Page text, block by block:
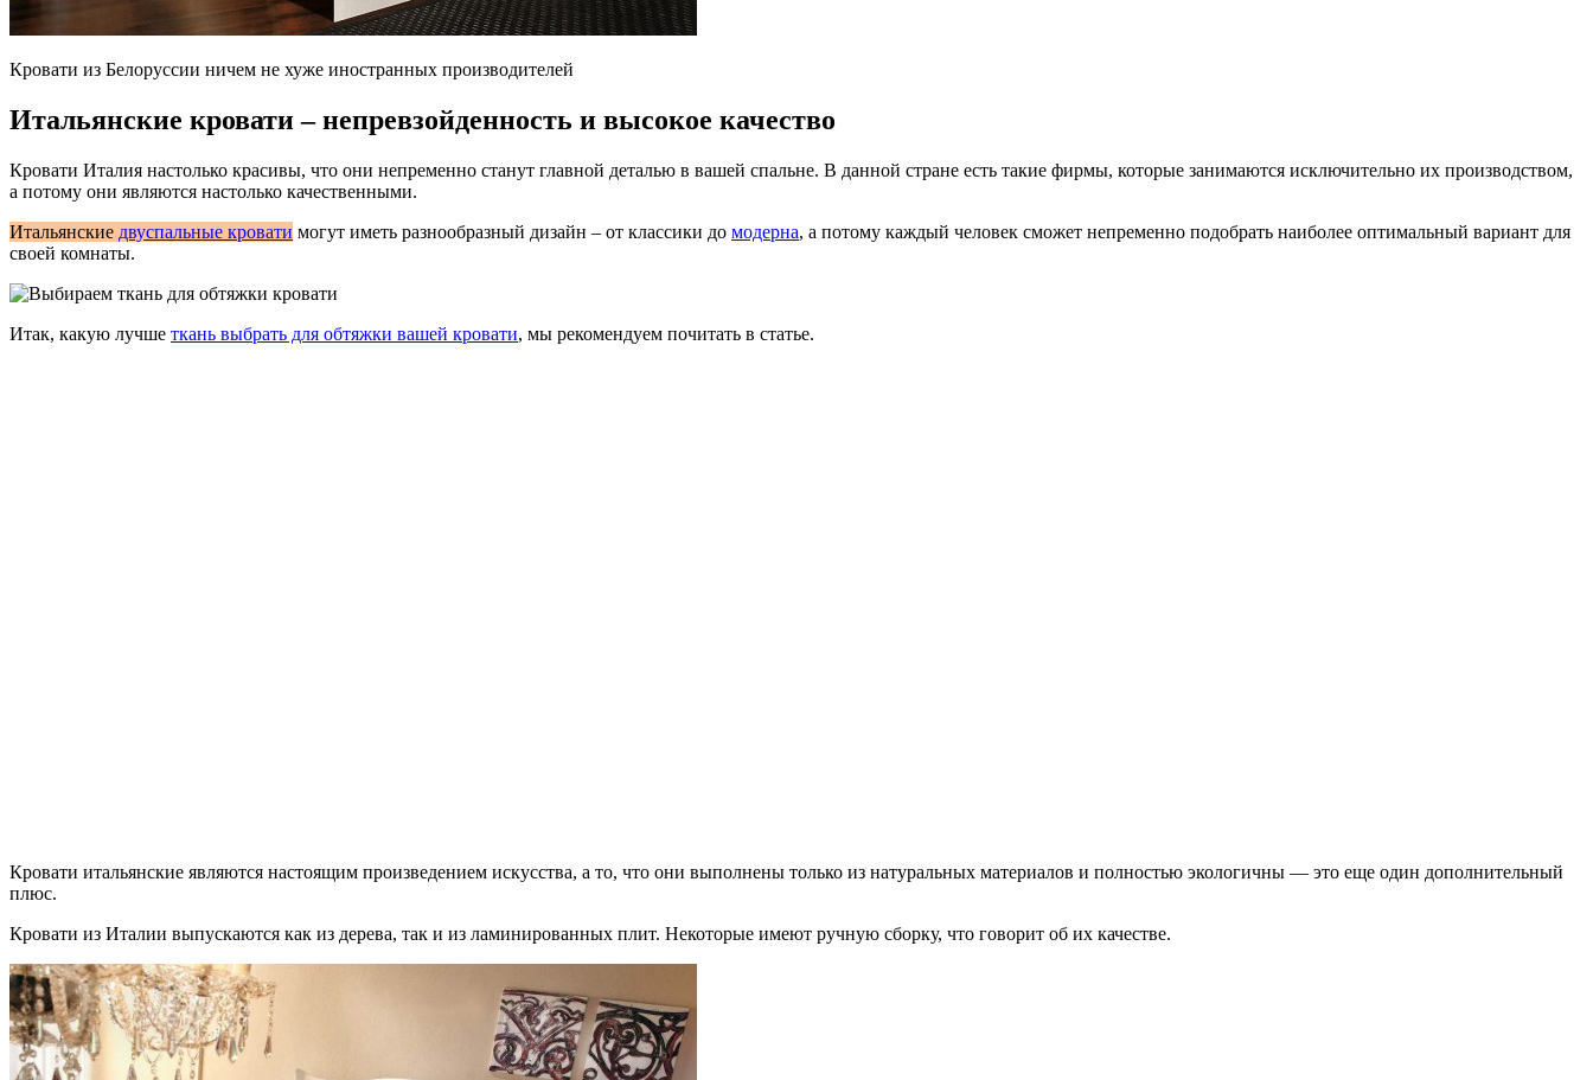
Кровати из Белоруссии ничем не хуже иностранных производителей
Итальянские кровати – непревзойденность и высокое качество
Кровати Италия настолько красивы, что они непременно станут главной деталью в вашей спальне. В данной стране есть такие фирмы, которые занимаются исключительно их производством,
а потому они являются настолько качественными.
Итальянские двуспальные кровати могут иметь разнообразный дизайн – от классики до модерна, а потому каждый человек сможет непременно подобрать наиболее оптимальный вариант для
своей комнаты.
Итак, какую лучше ткань выбрать для обтяжки вашей кровати, мы рекомендуем почитать в статье.
Кровати итальянские являются настоящим произведением искусства, а то, что они выполнены только из натуральных материалов и полностью экологичны — это еще один дополнительный
плюс.
Кровати из Италии выпускаются как из дерева, так и из ламинированных плит. Некоторые имеют ручную сборку, что говорит об их качестве.